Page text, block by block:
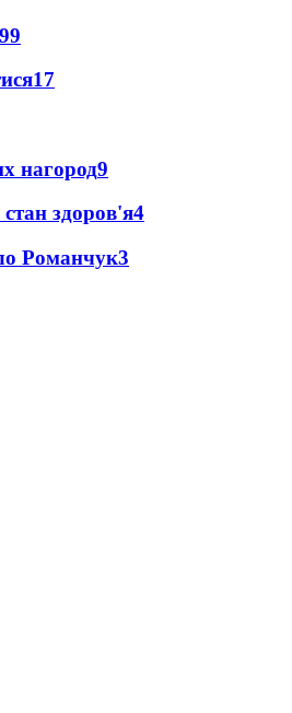
17
нагород9
здоров'я4
Романчук3